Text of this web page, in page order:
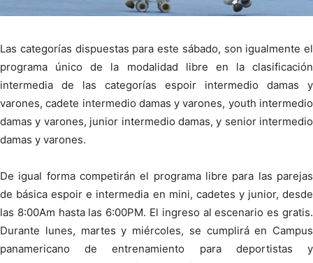
Las categorías dispuestas para este sábado, son igualmente el
programa único de la modalidad libre en la clasificación
intermedia de las categorías espoir intermedio damas y
varones, cadete intermedio damas y varones, youth intermedio
damas y varones, junior intermedio damas, y senior intermedio
damas y varones.
De igual forma competirán el programa libre para las parejas
de básica espoir e intermedia en mini, cadetes y junior, desde
las 8:00Am hasta las 6:00PM. El ingreso al escenario es gratis.
Durante lunes, martes y miércoles, se cumplirá en Campus
panamericano de entrenamiento para deportistas y